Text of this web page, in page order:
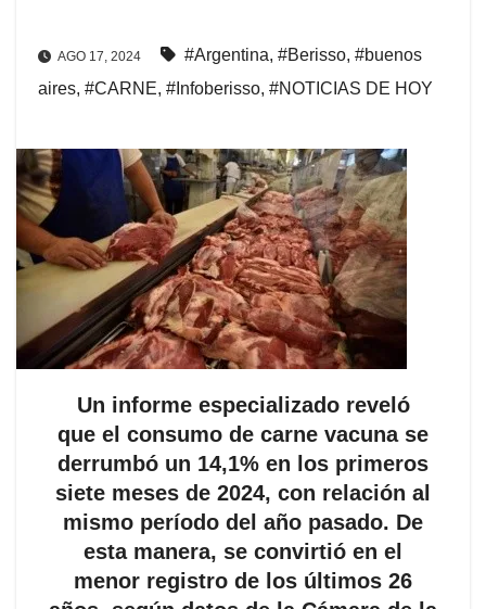
AGO 17, 2024 #Argentina, #Berisso, #buenos
aires, #CARNE, #Infoberisso, #NOTICIAS DE HOY
Un informe especializado reveló
que el consumo de carne vacuna se
derrumbó un 14,1% en los primeros
siete meses de 2024, con relación al
mismo período del año pasado. De
esta manera, se convirtió en el
menor registro de los últimos 26